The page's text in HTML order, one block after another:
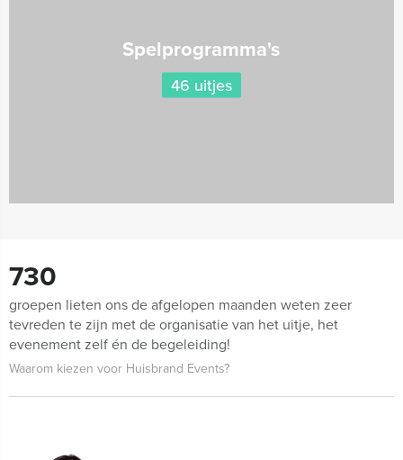
Spelprogramma's
46 uitjes
730
groepen lieten ons de afgelopen maanden weten zeer
tevreden te zijn met de organisatie van het uitje, het
evenement zelf én de begeleiding!
Waarom kiezen voor Huisbrand Events?